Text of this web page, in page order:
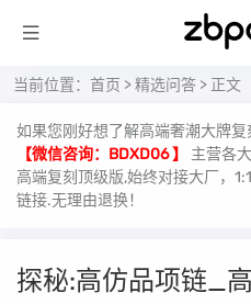
当前位置： 首页 >精选问答 > 正文
如果您刚好想了解高端奢潮大牌
【微信咨询：BDXD06 】
主营各
高端复刻顶级版,始终对接大厂，
链接.无理由退换！
探秘:高仿品项链_